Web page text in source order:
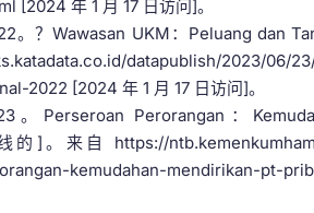
[2024 年 1 月 17 日访问]。
。？Wawasan UKM：Peluang dan
datapublish/2023/06/
2022 [2024 年 1 月 17 日访问]。
。Perseroan Perorangan：
]。来自 https://
kemudahan-mendirikan-pt-